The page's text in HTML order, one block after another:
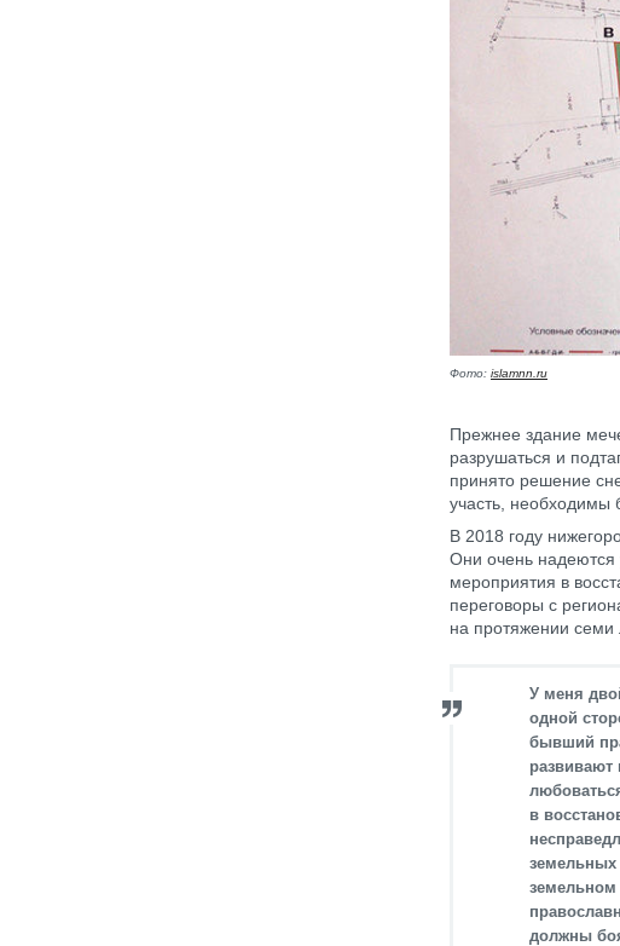
Фото: islamnn.ru
Прежнее здание
разрушаться и
принято решение
участь, необходимы
В 2018 году
Они очень надеются
мероприятия в
переговоры с
на протяжении семи
У меня
одной
бывший
развивают
в
земельных
земельном
должны